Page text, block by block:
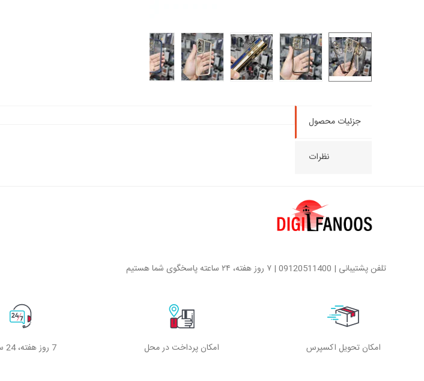
جزئیات محصول
نظرات
تلفن پشتیبانی | 09120511400 | ۷ روز هفته، ۲۴ ساعته پاسخگوی شما هستیم
امکان تحویل اکسپرس امکان پرداخت در محل 7 روز هفته، 24 ساعته